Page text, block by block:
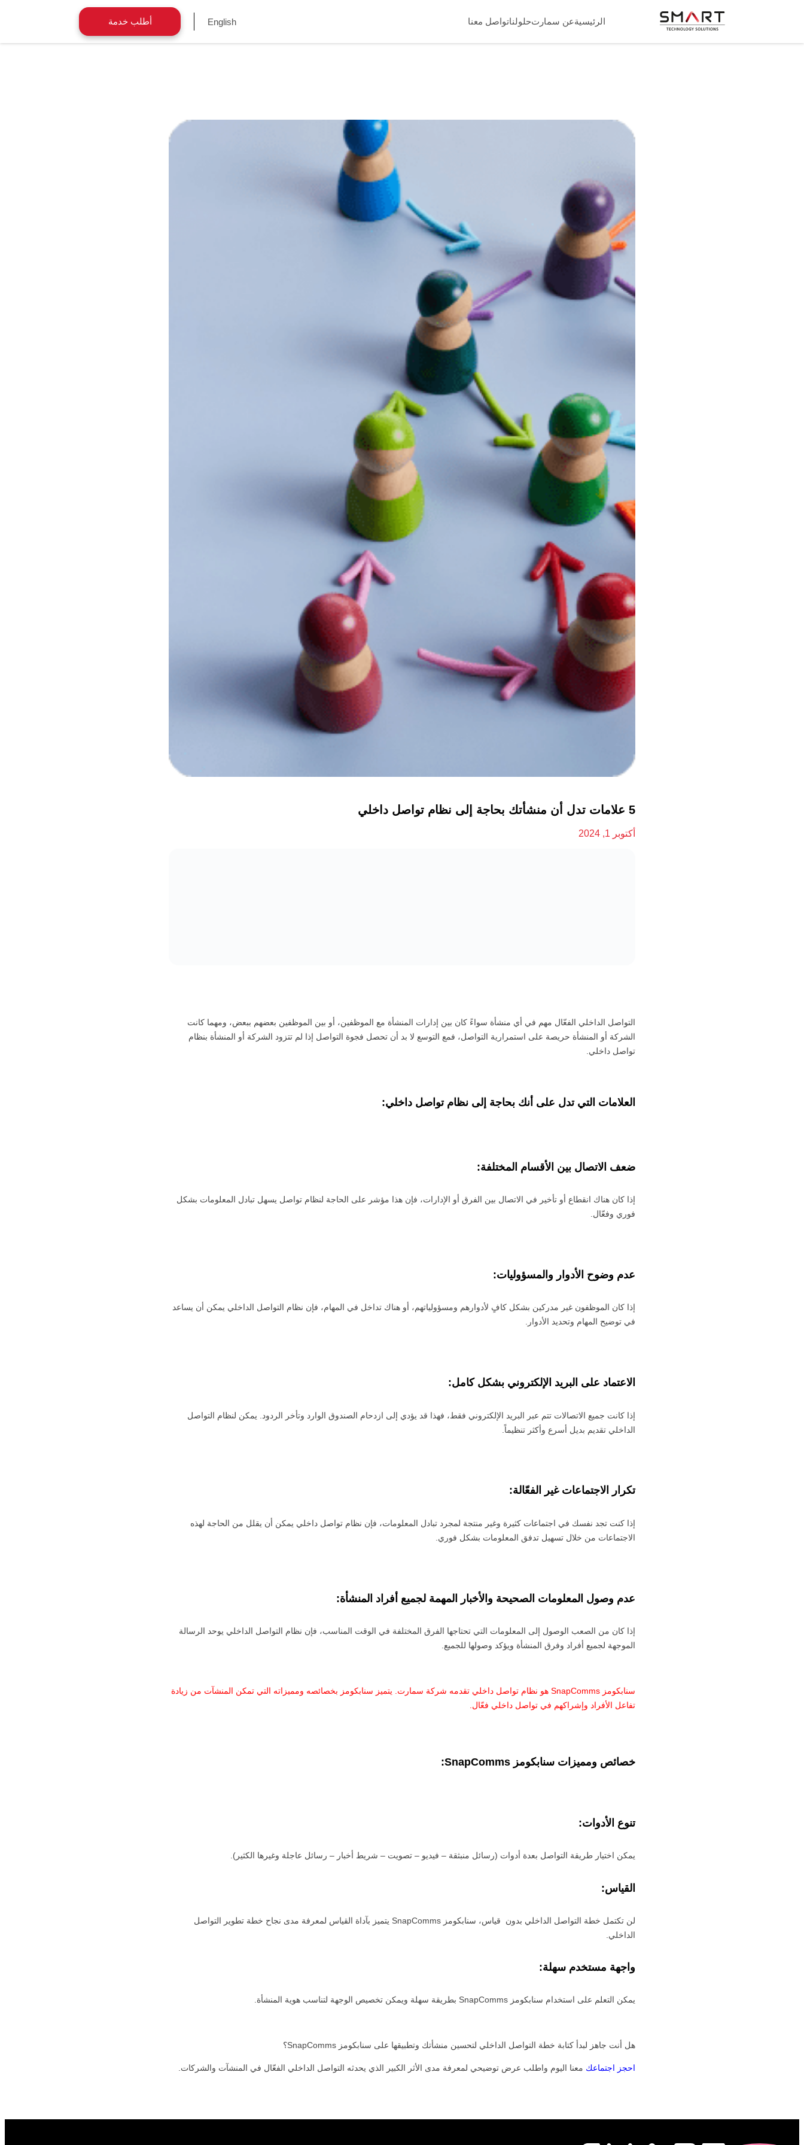
الرئيسيةعن سمارتحلولناتواصل معنا English أطلب خدمة
5 علامات تدل أن منشأتك بحاجة إلى نظام تواصل داخلي
أكتوبر 1, 2024
التواصل الداخلي الفعّال مهم في أي منشأة سواءً كان بين إدارات المنشأة مع الموظفين، أو بين الموظفين بعضهم ببعض، ومهما كانت
الشركة أو المنشأة حريصة على استمرارية التواصل، فمع التوسع لا بد أن تحصل فجوة التواصل إذا لم تتزود الشركة أو المنشأة بنظام
تواصل داخلي.
العلامات التي تدل على أنك بحاجة إلى نظام تواصل داخلي:
ضعف الاتصال بين الأقسام المختلفة:
إذا كان هناك انقطاع أو تأخير في الاتصال بين الفرق أو الإدارات، فإن هذا مؤشر على الحاجة لنظام تواصل يسهل تبادل المعلومات بشكل
فوري وفعّال.
عدم وضوح الأدوار والمسؤوليات:
إذا كان الموظفون غير مدركين بشكل كافٍ لأدوارهم ومسؤولياتهم، أو هناك تداخل في المهام، فإن نظام التواصل الداخلي يمكن أن يساعد
في توضيح المهام وتحديد الأدوار.
الاعتماد على البريد الإلكتروني بشكل كامل:
إذا كانت جميع الاتصالات تتم عبر البريد الإلكتروني فقط، فهذا قد يؤدي إلى ازدحام الصندوق الوارد وتأخر الردود. يمكن لنظام التواصل
الداخلي تقديم بديل أسرع وأكثر تنظيماً.
تكرار الاجتماعات غير الفعّالة:
إذا كنت تجد نفسك في اجتماعات كثيرة وغير منتجة لمجرد تبادل المعلومات، فإن نظام تواصل داخلي يمكن أن يقلل من الحاجة لهذه
الاجتماعات من خلال تسهيل تدفق المعلومات بشكل فوري.
عدم وصول المعلومات الصحيحة والأخبار المهمة لجميع أفراد المنشأة:
إذا كان من الصعب الوصول إلى المعلومات التي تحتاجها الفرق المختلفة في الوقت المناسب، فإن نظام التواصل الداخلي يوحد الرسالة
الموجهة لجميع أفراد وفرق المنشأة ويؤكد وصولها للجميع.
سنابكومز SnapComms هو نظام تواصل داخلي تقدمه شركة سمارت. يتميز سنابكومز بخصائصه ومميزاته التي تمكن المنشآت من زيادة
تفاعل الأفراد وإشراكهم في تواصل داخلي فعّال.
خصائص ومميزات سنابكومز :
تنوع الأدوات:
يمكن اختيار طريقة التواصل بعدة أدوات (رسائل منبثقة – فيديو – تصويت – شريط أخبار – رسائل عاجلة وغيرها الكثير).
القياس:
لن تكتمل خطة التواصل الداخلي بدون قياس، سنابكومز SnapComms يتميز بآداة القياس لمعرفة مدى نجاح خطة تطوير التواصل
الداخلي.
واجهة مستخدم سهلة:
يمكن التعلم على استخدام سنابكومز SnapComms بطريقة سهلة ويمكن تخصيص الوجهة لتناسب هوية المنشأة.
هل أنت جاهز لبدأ كتابة خطة التواصل الداخلي لتحسين منشأتك وتطبيقها على سنابكومز SnapComms؟
احجز اجتماعك معنا اليوم واطلب عرض توضيحي لمعرفة مدى الأثر الكبير الذي يحدثه التواصل الداخلي الفعّال في المنشآت والشركات.